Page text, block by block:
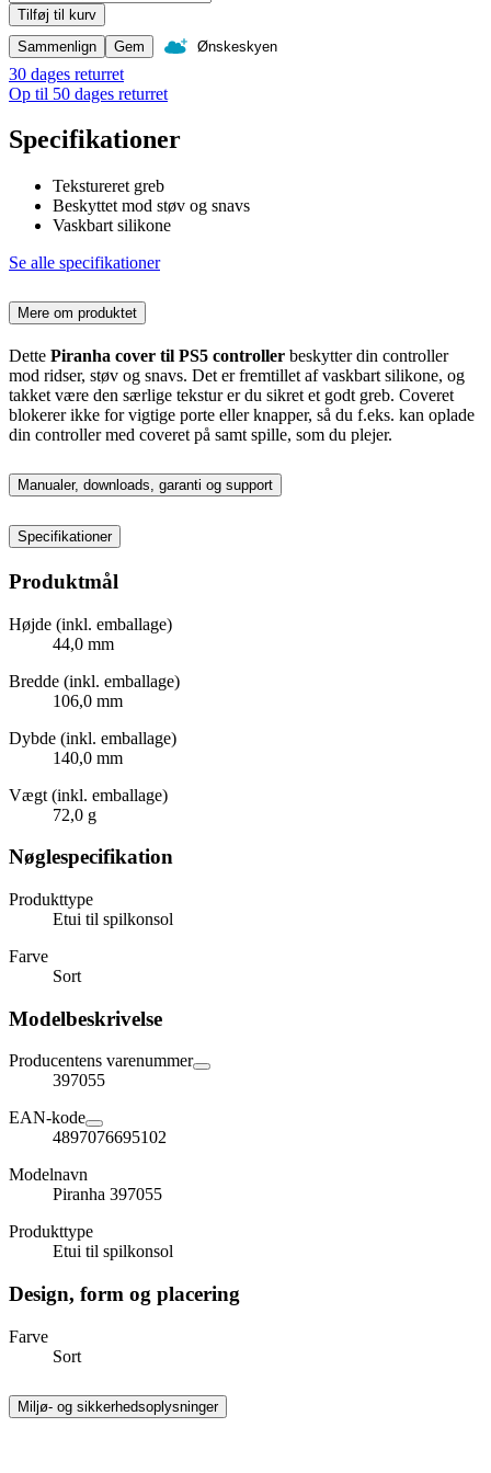
Tilføj til kurv
Sammenlign
Gem Ønskeskyen
30 dages returret
Op til 50 dages returret
Specifikationer
Tekstureret greb
Beskyttet mod støv og snavs
Vaskbart silikone
Se alle specifikationer
Mere om produktet
Dette Piranha cover til PS5 controller beskytter din controller
mod ridser, støv og snavs. Det er fremtillet af vaskbart silikone, og
takket være den særlige tekstur er du sikret et godt greb. Coveret
blokerer ikke for vigtige porte eller knapper, så du f.eks. kan oplade
din controller med coveret på samt spille, som du plejer.
Manualer, downloads, garanti og support
Specifikationer
Produktmål
Højde (inkl. emballage)
44,0 mm
Bredde (inkl. emballage)
106,0 mm
Dybde (inkl. emballage)
140,0 mm
Vægt (inkl. emballage)
72,0 g
Nøglespecifikation
Produkttype
Etui til spilkonsol
Farve
Sort
Modelbeskrivelse
Producentens varenummer
397055
EAN-kode
4897076695102
Modelnavn
Piranha 397055
Produkttype
Etui til spilkonsol
Design, form og placering
Farve
Sort
Miljø- og sikkerhedsoplysninger